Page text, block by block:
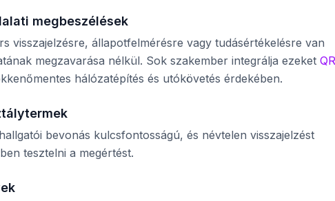
megbeszélések
visszajelzésre, állapotfelmérésre vagy tudásértékelésre van
megzavarása nélkül. Sok szakember integrálja ezeket QR
hálózatépítés és utókövetés érdekében.
bevonás kulcsfontosságú, és névtelen visszajelzést
tesztelni a megértést.